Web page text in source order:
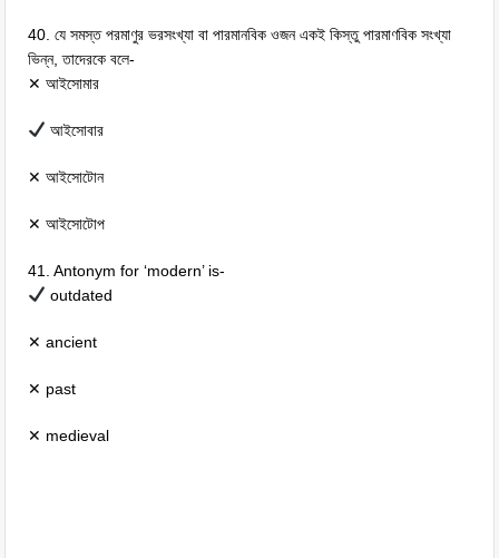
40. যে সমস্ত পরমাণুর ভরসংখ্যা বা পারমানবিক ওজন একই কিস্তু পারমাণবিক সংখ্যা
ভিন্ন, তাদেরকে বলে-
✕ আইসোমার
আইসোবার
✕ আইসোটোন
✕ আইসোটোপ
41. Antonym for ‘modern’ is-
outdated
✕ ancient
✕ past
✕ medieval